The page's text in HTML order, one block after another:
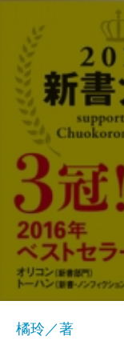
橘玲／著